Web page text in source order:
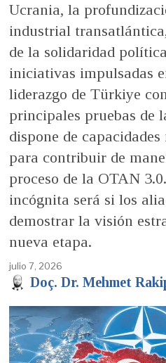
Ucrania, la
industrial
de la solidaridad
iniciativas impulsadas
liderazgo de Türkiye
principales pruebas de
dispone de
para contribuir de
proceso de la OTAN
incógnita será si los
demostrar la visión
nueva etapa.
julio 7, 2026
Doç. Dr. Mehmet